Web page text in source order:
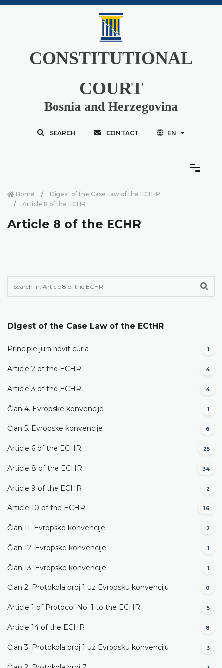
CONSTITUTIONAL
COURT
Bosnia and Herzegovina
SEARCH CONTACT EN
Home
Digest of the Case Law of the ECtHR
Article 8 of the ECHR
Article 8 of the ECHR
Digest of the Case Law of the ECtHR
Principle jura novit curia 1
Article 2 of the ECHR 4
Article 3 of the ECHR 4
Član 4. Evropske konvencije 1
Član 5. Evropske konvencije 6
Article 6 of the ECHR 25
Article 8 of the ECHR 34
Article 9 of the ECHR 2
Article 10 of the ECHR 16
Član 11. Evropske konvencije 2
Član 12. Evropske konvencije 1
Član 13. Evropske konvencije 1
Član 2. Protokola broj 1 uz Evropsku konvenciju 0
Article 1 of Protocol No. 1 to the ECHR 5
Article 14 of the ECHR 8
Član 3. Protokola broj 1 uz Evropsku konvenciju 3